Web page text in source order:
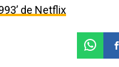
de Netflix